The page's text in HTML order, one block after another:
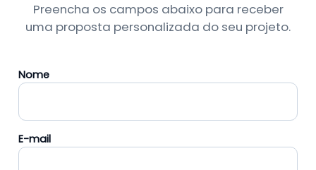
Preencha os campos abaixo para receber
uma proposta personalizada do seu projeto.
Nome
E-mail